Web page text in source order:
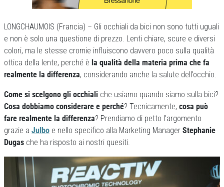
LONGCHAUMOIS (Francia) – Gli occhiali da bici non sono tutti uguali
e non è solo una questione di prezzo. Lenti chiare, scure e diversi
colori, ma le stesse cromie influiscono davvero poco sulla qualità
ottica della lente, perché è la qualità della materia prima che fa
realmente la differenza, considerando anche la salute dell’occhio.
Come si scelgono gli occhiali che usiamo quando siamo sulla bici?
Cosa dobbiamo considerare e perché? Tecnicamente, cosa può
fare realmente la differenza? Prendiamo di petto l’argomento
grazie a Julbo e nello specifico alla Marketing Manager Stephanie
Dugas che ha risposto ai nostri quesiti.